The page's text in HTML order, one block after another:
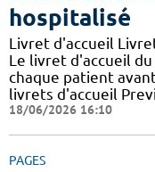
hospitalisé
Livret d'accueil
Le livret d'accueil
chaque patient
livrets d'accueil
18/06/2026 16:10
PAGES